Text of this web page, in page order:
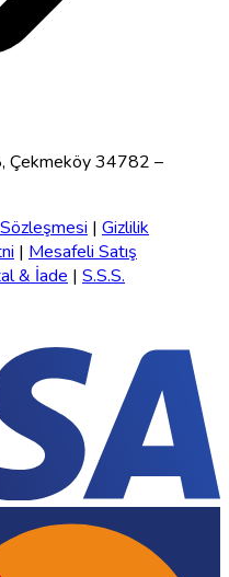
Çekmeköy 34782 –
| Gizlilik
| Mesafeli Satış
& İade | S.S.S.